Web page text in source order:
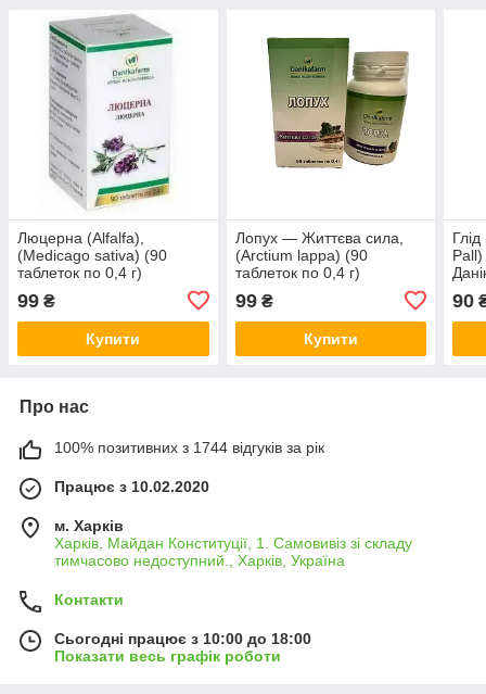
Люцерна (Alfalfa),
(Medicago sativa) (90
таблеток по 0,4 г)
99 ₴
Купити
Лопух — Життєва сила,
(Arctium lappa) (90
таблеток по 0,4 г)
99₴
Купити
Pall)
90
Про нас
100% позитивних з 1744 відгуків за рік
Працює з 10.02.2020
м. Харків
Харків, Майдан Конституції, 1. Самовивіз зі складу
тимчасово недоступний., Харків, Україна
Контакти
Сьогодні працює з 10:00 до 18:00
Показати весь графік роботи